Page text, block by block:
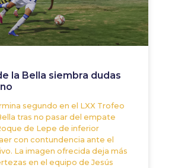
la Bella siembra dudas
segundo en el LXX Trofeo
tras no pasar del empate
de Lepe de inferior
con contundencia ante el
La imagen ofrecida deja más
en el equipo de Jesús